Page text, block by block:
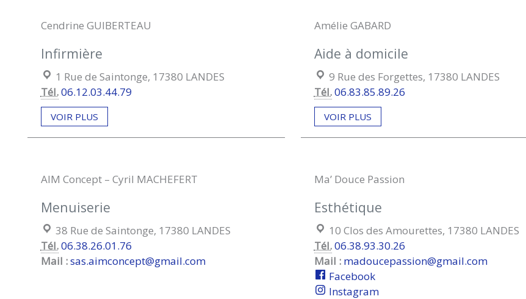
Cendrine GUIBERTEAU
Infirmière
Localisation :
1 Rue de Saintonge, 17380 LANDES
Tél.06.12.03.44.79
VOIR PLUS
Amélie GABARD
Aide à domicile
Localisation :
9 Rue des Forgettes, 17380 LANDES
Tél.06.83.85.89.26
VOIR PLUS
AIM Concept – Cyril MACHEFERT
Menuiserie
Localisation :
38 Rue de Saintonge, 17380 LANDES
Tél.06.38.26.01.76
Mail :sas.aimconcept@gmail.com
Ma’ Douce Passion
Esthétique
Localisation :
10 Clos des Amourettes, 17380 LANDES
Tél.06.38.93.30.26
Mail : madoucepassion@gmail.com
Facebook
Instagram